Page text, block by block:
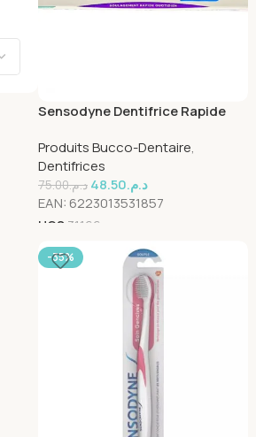
Sensodyne Dentifrice Rapide
Produits Bucco-Dentaire,
Dentifrices
د.م.75.00 د.م.48.50
EAN: 6223013531857
UGS 31166
-35%